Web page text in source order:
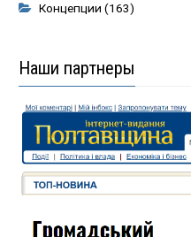
Концепции (163)
Наши партнеры